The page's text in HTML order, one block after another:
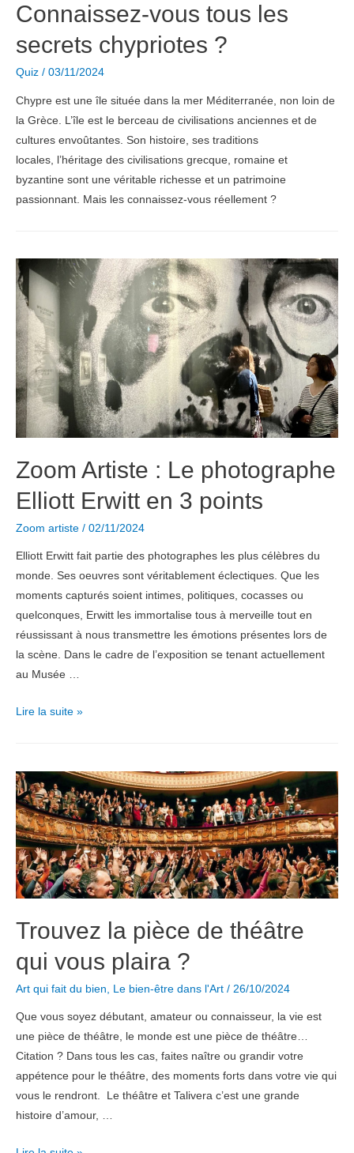
Connaissez-vous tous les
secrets chypriotes ?
Quiz / 03/11/2024
Chypre est une île située dans la mer Méditerranée, non loin de
la Grèce. L’île est le berceau de civilisations anciennes et de
cultures envoûtantes. Son histoire, ses traditions
locales, l’héritage des civilisations grecque, romaine et
byzantine sont une véritable richesse et un patrimoine
passionnant. Mais les connaissez-vous réellement ?
Zoom Artiste : Le photographe
Elliott Erwitt en 3 points
Zoom artiste / 02/11/2024
Elliott Erwitt fait partie des photographes les plus célèbres du
monde. Ses oeuvres sont véritablement éclectiques. Que les
moments capturés soient intimes, politiques, cocasses ou
quelconques, Erwitt les immortalise tous à merveille tout en
réussissant à nous transmettre les émotions présentes lors de
la scène. Dans le cadre de l’exposition se tenant actuellement
au Musée …
Zoom
Le
photographe
Elliott
Erwitt
en
3
points
Lire la suite »
Trouvez la pièce de théâtre
qui vous plaira ?
Art qui fait du bien Le bien-être dans l'Art / 26/10/2024
Que vous soyez débutant, amateur ou connaisseur, la vie est
une pièce de théâtre, le monde est une pièce de théâtre…
Citation ? Dans tous les cas, faites naître ou grandir votre
appétence pour le théâtre, des moments forts dans votre vie qui
vous le rendront. Le théâtre et Talivera c’est une grande
histoire d’amour, …